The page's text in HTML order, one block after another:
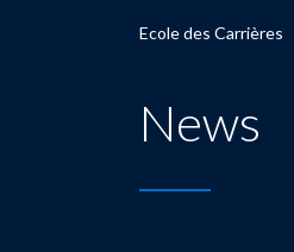
Ecole des Carrières
News